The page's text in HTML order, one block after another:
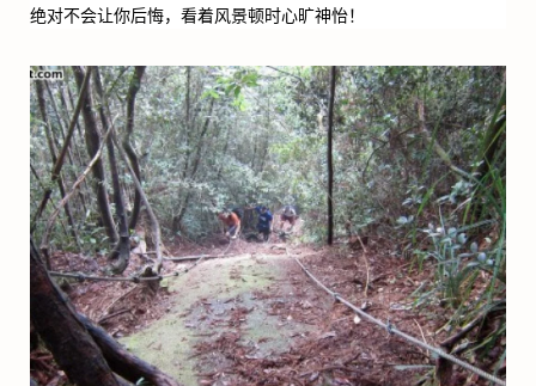
绝对不会让你后悔，看着风景顿时心旷神怡！